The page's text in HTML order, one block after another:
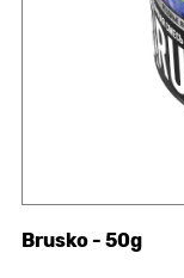
Brusko - 50g